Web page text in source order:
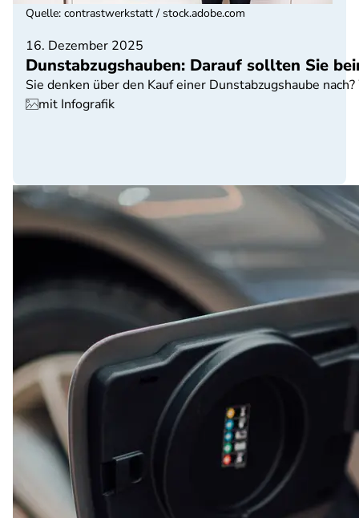
16. Dezember 2025
Dunstabzugshauben: Darauf sollten Sie
Sie denken über den Kauf einer Dunstabzugshaube
mit Infografik
Quelle: contrastwerkstatt / stock.adobe.com